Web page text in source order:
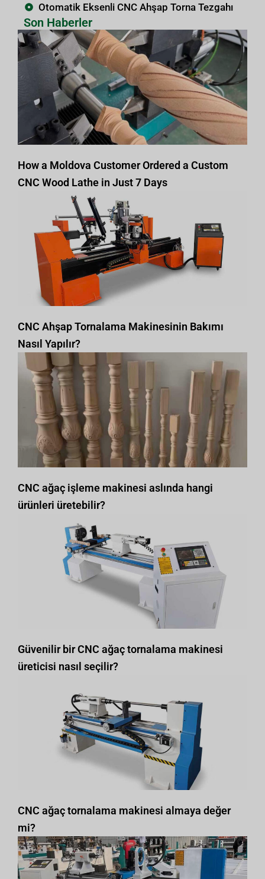
Otomatik Eksenli CNC Ahşap Torna Tezgahı
Son Haberler
How a Moldova Customer Ordered a Custom
CNC Wood Lathe in Just 7 Days
CNC Ahşap Tornalama Makinesinin Bakımı
Nasıl Yapılır?
CNC ağaç işleme makinesi aslında hangi
ürünleri üretebilir?
Güvenilir bir CNC ağaç tornalama makinesi
üreticisi nasıl seçilir?
CNC ağaç tornalama makinesi almaya değer
mi?